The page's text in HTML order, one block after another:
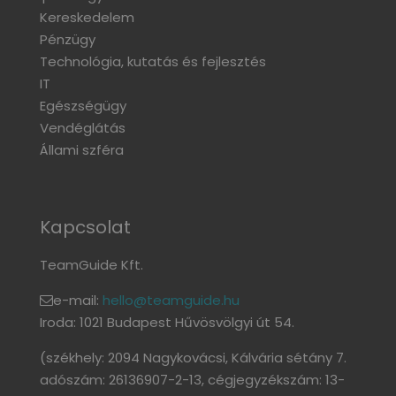
Kereskedelem
Pénzügy
Technológia, kutatás és fejlesztés
IT
Egészségügy
Vendéglátás
Állami szféra
Kapcsolat
TeamGuide Kft.
e-mail: hello@teamguide.hu
Iroda: 1021 Budapest Hűvösvölgyi út 54.
(székhely: 2094 Nagykovácsi, Kálvária sétány 7.
adószám: 26136907-2-13, cégjegyzékszám: 13-